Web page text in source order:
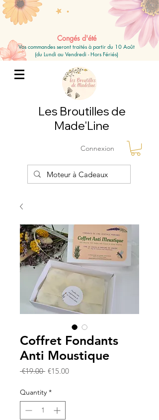
Congés d'été
Vos commandes seront traités à partir du 10 Août
(du Lundi au Vendredi - Hors Fériés)
Les Broutilles de
Made'Line
Connexion
Coffret Fondants
Anti Moustique
€19.00 Regular
€15.00Sale
Quantity *